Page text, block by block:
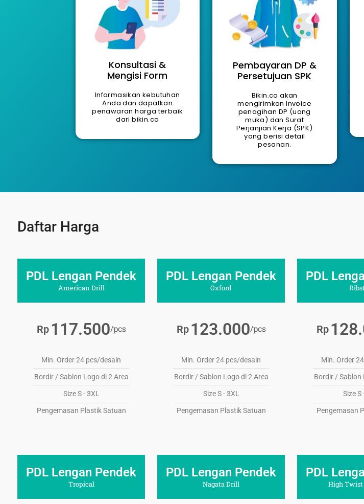
Konsultasi &
Mengisi Form
Informasikan kebutuhan
Anda dan dapatkan
penawaran harga terbaik
dari bikin.co
Pembayaran DP &
Persetujuan SPK
Bikin.co akan
mengirimkan Invoice
penagihan DP (uang
muka) dan Surat
Perjanjian Kerja (SPK)
yang berisi detail
pesanan.
Daftar Harga
PDL Lengan Pendek
American Drill
Rp 117.500/pcs
Min. Order 24 pcs/desain
Bordir / Sablon Logo di 2 Area
Size S - 3XL
Pengemasan Plastik Satuan
PDL Lengan Pendek
Oxford
Rp 123.000/pcs
Min. Order 24 pcs/desain
Bordir / Sablon Logo di 2 Area
Size S - 3XL
Pengemasan Plastik Satuan
PDL
Rp
Min. Order
Bordir / Sablon
Size S
Pengemasan
PDL Lengan Pendek
Tropical
PDL Lengan Pendek
Nagata Drill
PDL
High